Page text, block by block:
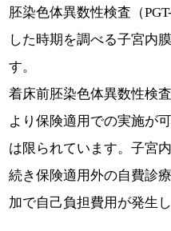
胚染色体異数性検査（
した時期を調べる子宮内
す。
着床前胚染色体異数性検
より保険適用での実施が
は限られています。子宮
続き保険適用外の自費診
加で自己負担費用が発生し